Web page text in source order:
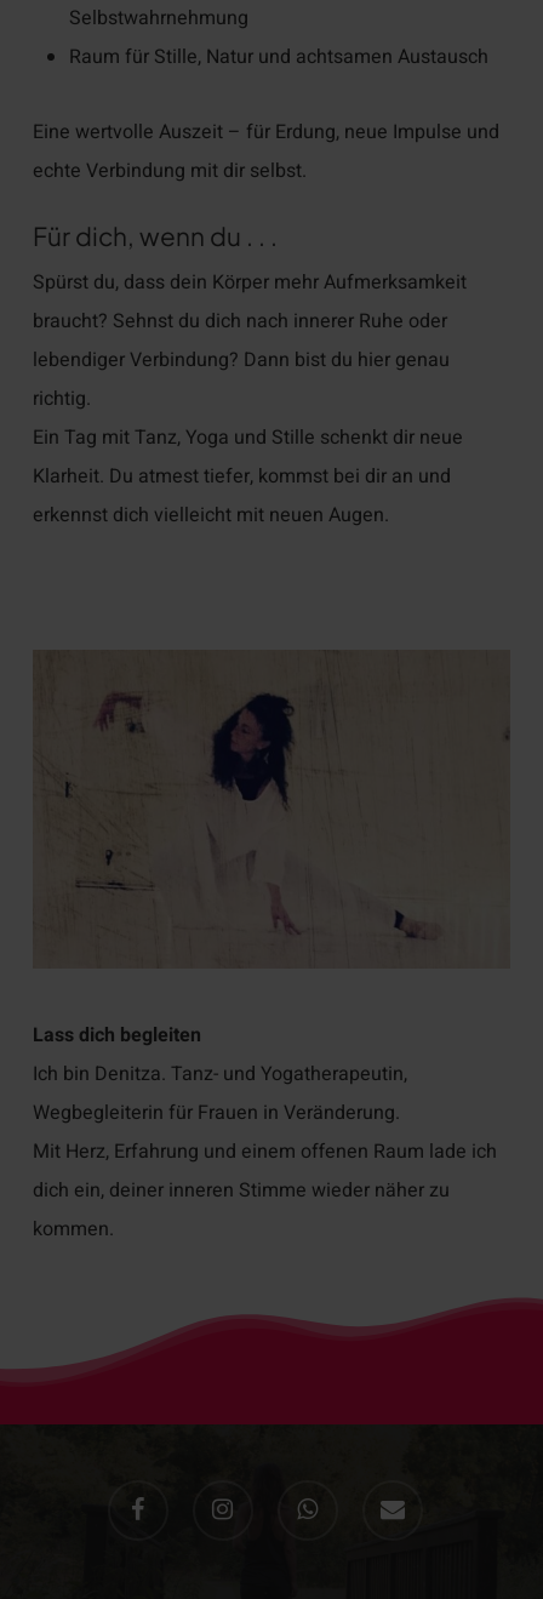
Selbstwahrnehmung
Raum für Stille, Natur und achtsamen Austausch
Eine wertvolle Auszeit – für Erdung, neue Impulse und
echte Verbindung mit dir selbst.
Für dich, wenn du . . .
Spürst du, dass dein Körper mehr Aufmerksamkeit
braucht? Sehnst du dich nach innerer Ruhe oder
lebendiger Verbindung? Dann bist du hier genau
richtig.
Ein Tag mit Tanz, Yoga und Stille schenkt dir neue
Klarheit. Du atmest tiefer, kommst bei dir an und
erkennst dich vielleicht mit neuen Augen.
Lass dich begleiten
Ich bin Denitza. Tanz- und Yogatherapeutin,
Wegbegleiterin für Frauen in Veränderung.
Mit Herz, Erfahrung und einem offenen Raum lade ich
dich ein, deiner inneren Stimme wieder näher zu
kommen.
facebook